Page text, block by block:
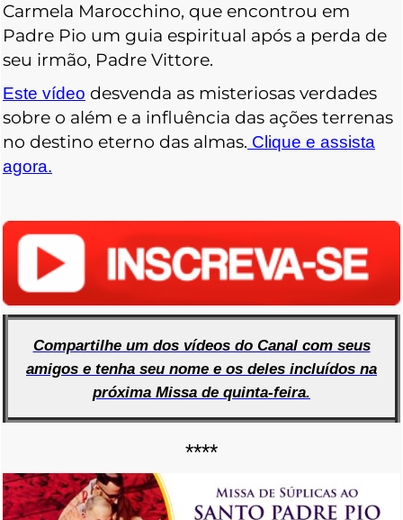
Carmela Marocchino, que encontrou em
Padre Pio um guia espiritual após a perda de
seu irmão, Padre Vittore.
Este vídeo desvenda as misteriosas verdades
sobre o além e a influência das ações terrenas
no destino eterno das almas. Clique e assista
agora.
Compartilhe um dos vídeos do Canal com seus
amigos e tenha seu nome e os deles incluídos na
próxima Missa de quinta-feira.
****